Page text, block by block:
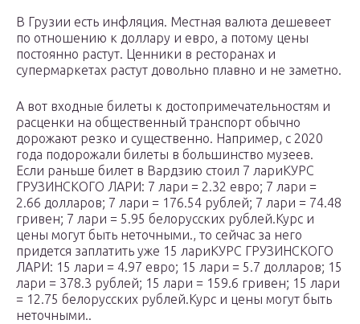
В Грузии есть инфляция. Местная валюта дешевеет
по отношению к доллару и евро, а потому цены
постоянно растут. Ценники в ресторанах и
супермаркетах растут довольно плавно и не заметно.
А вот входные билеты к достопримечательностям и
расценки на общественный транспорт обычно
дорожают резко и существенно. Например, с 2020
года подорожали билеты в большинство музеев.
Если раньше билет в Вардзию стоил 7 лариКУРС
ГРУЗИНСКОГО ЛАРИ: 7 лари = 2.32 евро; 7 лари =
2.66 долларов; 7 лари = 176.54 рублей; 7 лари = 74.48
гривен; 7 лари = 5.95 белорусских рублей.Курс и
цены могут быть неточными., то сейчас за него
придется заплатить уже 15 лариКУРС ГРУЗИНСКОГО
ЛАРИ: 15 лари = 4.97 евро; 15 лари = 5.7 долларов; 15
лари = 378.3 рублей; 15 лари = 159.6 гривен; 15 лари
= 12.75 белорусских рублей.Курс и цены могут быть
неточными..